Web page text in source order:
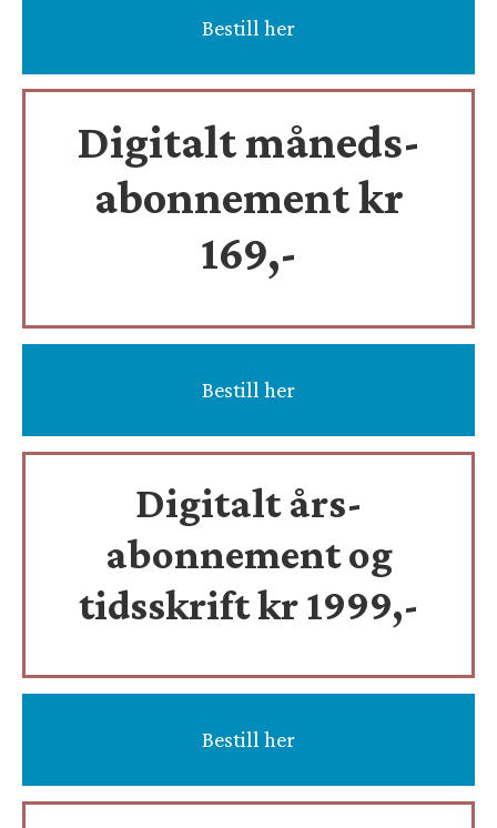
Bestill her
Digitalt måneds-
abonnement kr
169,-
Bestill her
Digitalt års-
abonnement og
tidsskriftkr 1999,-
Bestill her